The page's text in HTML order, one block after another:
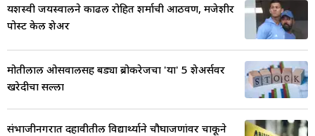
यशस्वी जयस्वालने काढली रोहित शर्माची आठवण, मजेशीर
पोस्ट केली शेअर
मोतीलाल ओसवालसह बड्या ब्रोकरेजचा 'या' 5 शेअर्सवर
खरेदीचा सल्ला
संभाजीनगरात दहावीतील विद्यार्थ्याने चौघाजणांवर चाकूने